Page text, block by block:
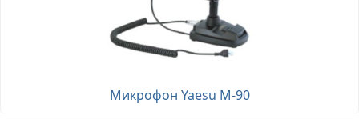
Микрофон Yaesu M-90